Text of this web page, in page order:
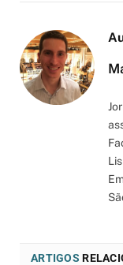
ARTIGOS